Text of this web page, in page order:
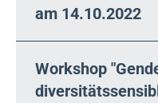
am 14.10.2022
Workshop